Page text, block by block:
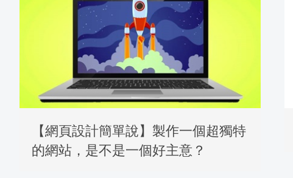
【網頁設計簡單說】製作一個超獨特
的網站，是不是一個好主意？